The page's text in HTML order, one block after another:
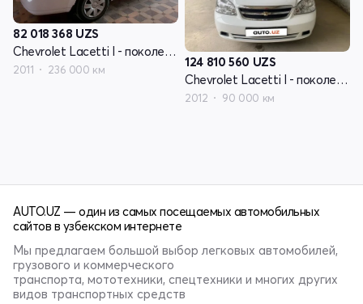
82 018 368 UZS
Chevrolet Lacetti I - поколение
2011 236 000 км
124 810 560 UZS
Chevrolet Lacetti I - поколение
2012 90 000 км
AUTO.UZ — один из самых посещаемых автомобильных
сайтов в узбекском интернете
Мы предлагаем большой выбор легковых автомобилей,
грузового и коммерческого
транспорта, мототехники, спецтехники и многих других
видов транспортных средств